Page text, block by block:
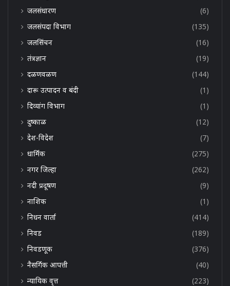
जलसंधारण
(6)
जलसंपदा विभाग
(135)
जलसिंचन
(16)
तंत्रज्ञान
(19)
दळणवळण
(144)
दारू उत्पादन व बंदी
(1)
दिव्यांग विभाग
(1)
दुष्काळ
(12)
देश-विदेश
(7)
धार्मिक
(275)
नगर जिल्हा
(262)
नदी प्रदूषण
(9)
नाशिक
(1)
निधन वार्ता
(414)
निवड
(189)
निवडणूक
(376)
नैसर्गिक आपत्ती
(40)
न्यायिक वृत्त
(223)